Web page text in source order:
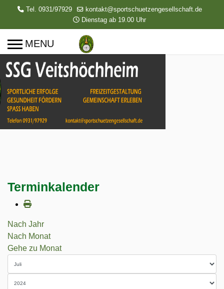
Tel. 0931/97929
kontakt@sportschuetzengesellschaft.de
Dienstag ab 19.00 Uhr
Terminkalender
Nach Jahr
Nach Monat
Gehe zu Monat